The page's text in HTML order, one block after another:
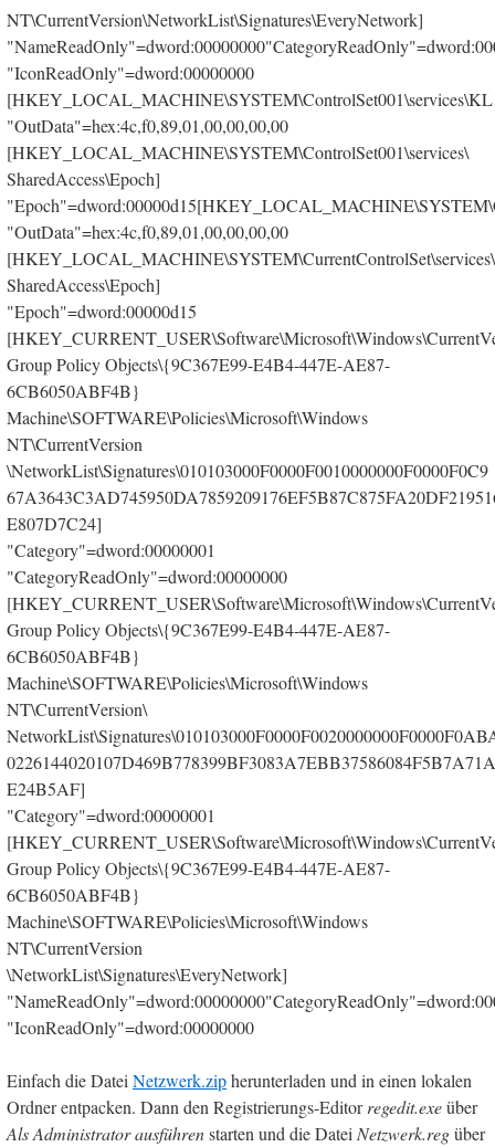
NT\CurrentVersion\NetworkList\Signatures\EveryNetwork]
"IconReadOnly"=dword:00000000
"OutData"=hex:4c,f0,89,01,00,00,00,00
[HKEY_LOCAL_MACHINE\SYSTEM\ControlSet001\services\
SharedAccess\Epoch]
"OutData"=hex:4c,f0,89,01,00,00,00,00
[HKEY_LOCAL_MACHINE\SYSTEM\CurrentControlSet\services\
SharedAccess\Epoch]
"Epoch"=dword:00000d15
Group Policy Objects\{9C367E99-E4B4-447E-AE87-
6CB6050ABF4B}
Machine\SOFTWARE\Policies\Microsoft\Windows
NT\CurrentVersion
\NetworkList\Signatures\010103000F0000F0010000000F0000F0C9
E807D7C24]
"Category"=dword:00000001
"CategoryReadOnly"=dword:00000000
Group Policy Objects\{9C367E99-E4B4-447E-AE87-
6CB6050ABF4B}
Machine\SOFTWARE\Policies\Microsoft\Windows
NT\CurrentVersion\
E24B5AF]
"Category"=dword:00000001
Group Policy Objects\{9C367E99-E4B4-447E-AE87-
6CB6050ABF4B}
Machine\SOFTWARE\Policies\Microsoft\Windows
NT\CurrentVersion
\NetworkList\Signatures\EveryNetwork]
"IconReadOnly"=dword:00000000
Einfach die DateiNetzwerk.zipherunterladen und in einen lokalen
Ordner entpacken. Dann den Registrierungs-Editorregedit.exeüber
Als Administrator ausführenstarten und die DateiNetzwerk.regüber